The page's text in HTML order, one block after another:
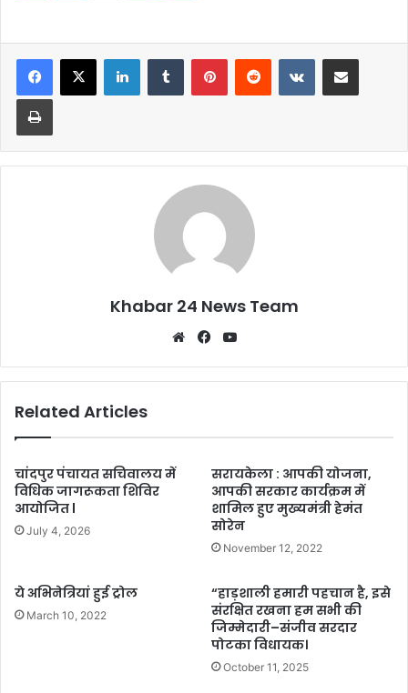
c
e
b
o
o
itt
er
ai
l
at
s
A
p
ar
e
LinkedInTumblr PinterestReddit VKontakteShare via Email
Print
Khabar 24 News Team
WebsiteFacebook
Related Articles
चांदपुर पंचायत सचिवालय में
विधिक जागरूकता शिविर
आयोजित l
July 4, 2026
सरायकेला : आपकी योजना,
आपकी सरकार कार्यक्रम में
शामिल हुए मुख्यमंत्री हेमंत
सोरेन
November 12, 2022
ये अभिनेत्रियां हुई ट्रोल
March 10, 2022
“हाड़शाली हमारी पहचान है, इसे
संरक्षित रखना हम सभी की
जिम्मेदारी–संजीव सरदार
पोटका विधायक।
October 11, 2025